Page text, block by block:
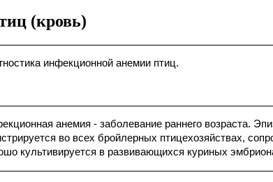
(кровь)
инфекционной анемии птиц.
анемия - заболевание раннего возраста.
во всех бройлерных птицехозяйствах,
культивируется в развивающихся куриных